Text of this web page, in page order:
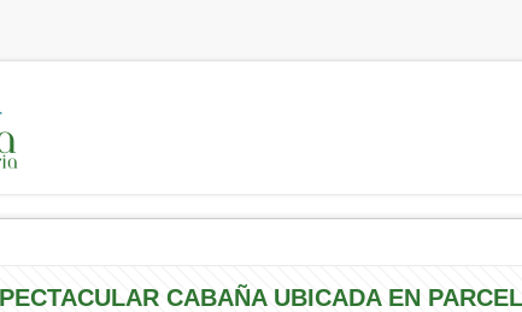
CABAÑA UBICADA EN